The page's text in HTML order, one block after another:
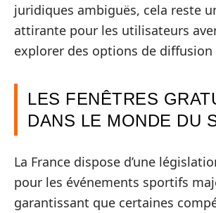
juridiques ambiguës, cela reste
attirante pour les utilisateurs
explorer des options de diffusion
LES FENÊTRES
DANS LE MONDE DU
La France dispose d’une
pour les événements sportifs
garantissant que certaines